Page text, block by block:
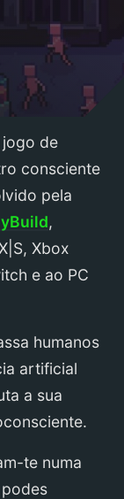
jogo de
consciente
pela
,
Xbox
e ao PC
humanos
artificial
a sua
te numa